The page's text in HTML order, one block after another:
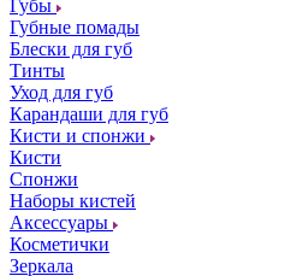
Губы
Губные помады
Блески для губ
Тинты
Уход для губ
Карандаши для губ
Кисти и спонжи
Кисти
Спонжи
Наборы кистей
Аксессуары
Косметички
Зеркала